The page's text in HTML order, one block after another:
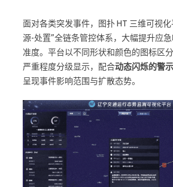
面对各类突发事件，图扑 HT 三维可视
源-处置”全链条管控体系，大幅提升应
准度。平台以不同形状和颜色的图标区
严重程度分级显示，配合动态闪烁的警
呈现事件影响范围与扩散态势。